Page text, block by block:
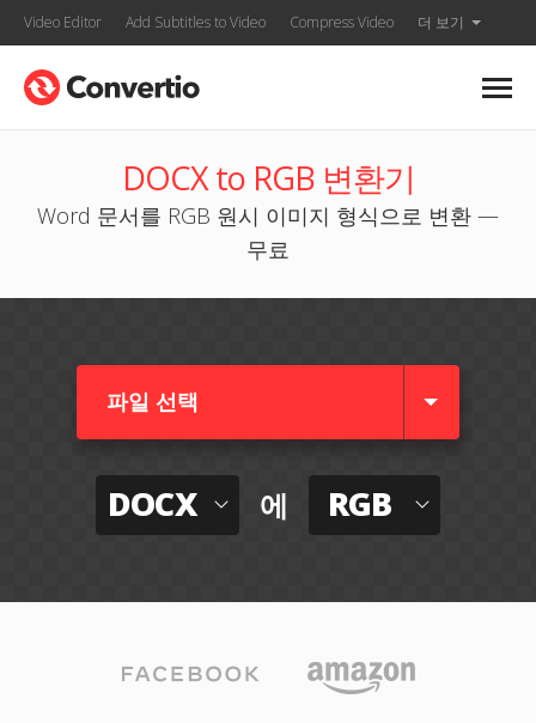
Video Editor Add Subtitles to Video Compress Video 더 보기
DOCX to RGB 변환기
Word 문서를 RGB 원시 이미지 형식으로 변환 —
무료
파일 선택
DOCX 에 RGB